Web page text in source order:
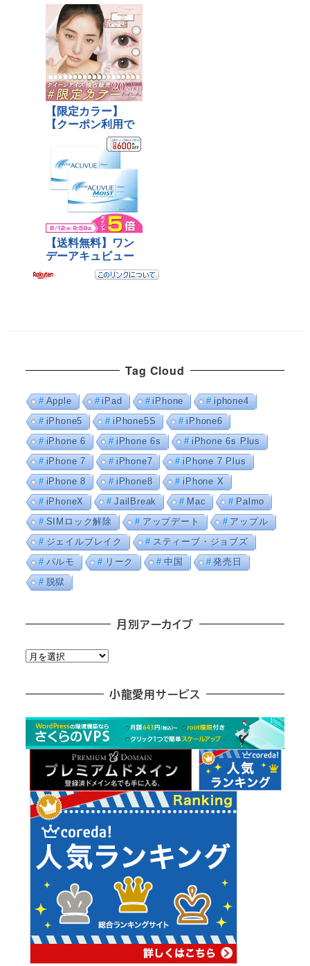
Tag Cloud
Apple iPad iPhone
iphone4
iPhone5
iPhone5S
iPhone6
iPhone 6
iPhone 6s
iPhone 6s Plus
iPhone 7
iPhone7
iPhone 7 Plus
iPhone 8
iPhone8
iPhone X
iPhoneX
JailBreak Mac
Palmo
SIMロック解除
アップデート
アップル
ジェイルブレイク
スティーブ・ジョブズ
パルモ
リーク 中国
発売日
脱獄
月別アーカイブ
月
カ
小龍愛用サービス